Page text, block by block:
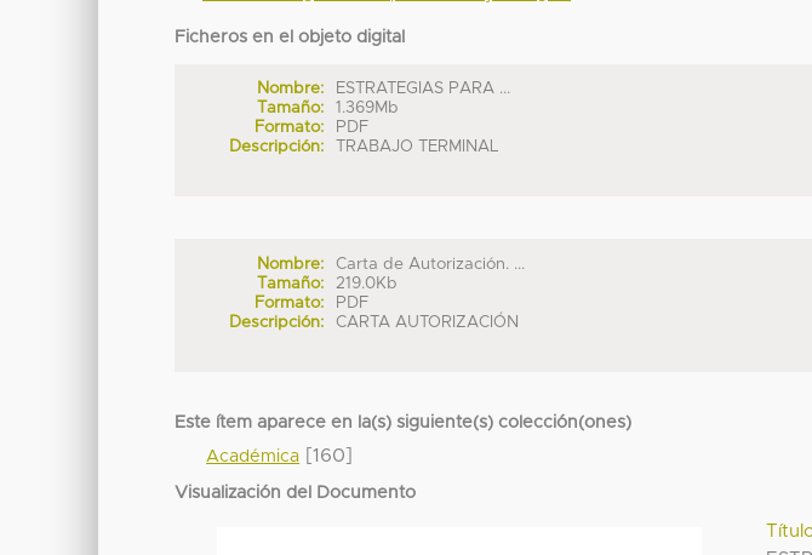
Ficheros en el objeto digital
Nombre:
ESTRATEGIAS PARA ...
Tamaño:
1.369Mb
Formato:
PDF
Descripción:
TRABAJO TERMINAL
Nombre:
Carta de Autorización. ...
Tamaño:
219.0Kb
Formato:
PDF
Descripción:
CARTA AUTORIZACIÓN
Este ítem aparece en la(s) siguiente(s) colección(ones)
Académica [160]
Visualización del Documento